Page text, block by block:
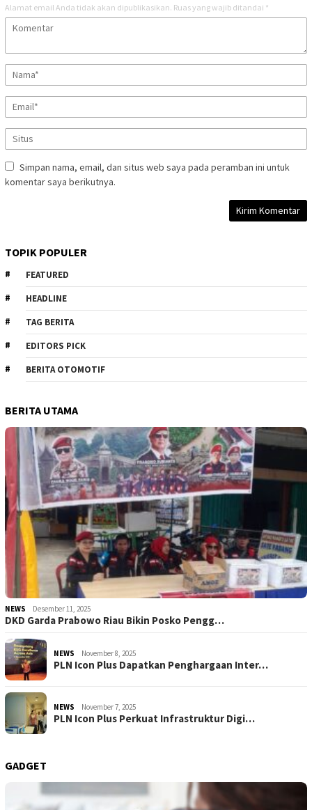
Alamat email Anda tidak akan dipublikasikan. Ruas yang wajib ditandai *
Simpan nama, email, dan situs web saya pada peramban ini untuk
komentar saya berikutnya.
TOPIK POPULER
FEATURED
HEADLINE
TAG BERITA
EDITORS PICK
BERITA OTOMOTIF
BERITA UTAMA
NEWS Desember 11, 2025
DKD Garda Prabowo Riau Bikin Posko Pengg…
NEWS November 8, 2025
PLN Icon Plus Dapatkan Penghargaan Inter…
NEWS November 7, 2025
PLN Icon Plus Perkuat Infrastruktur Digi…
GADGET